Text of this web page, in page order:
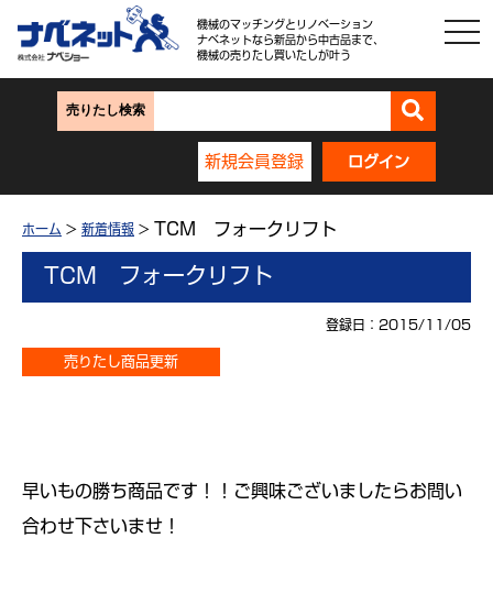
機械のマッチングとリノベーション
ナベネットなら新品から中古品まで、
機械の売りたし買いたしが叶う
売りたし検索
新規会員登録 ログイン
ホーム > 新着情報 > TCM フォークリフト
TCM フォークリフト
登録日：2015/11/05
売りたし商品更新
早いもの勝ち商品です！！ご興味ございましたらお問い
合わせ下さいませ！